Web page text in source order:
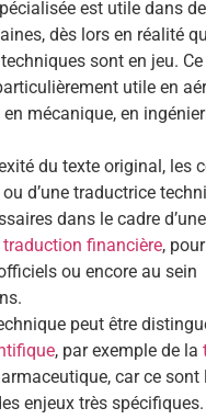
est utile dans
dès lors en réalité
sont en jeu.
utile en
en mécanique, en
du texte original, les
d’une traductrice
dans le cadre
traduction financière,
ou encore au sein
peut être
, par exemple de la
car ce sont
enjeux très spécifiques.